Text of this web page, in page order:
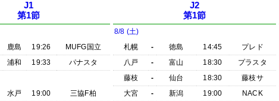
J1
第1節
鹿島 19:26
MUFG国立
浦和 19:33
パナスタ
水戸 19:00
三協F柏
J2
第1節
8/8 (土)
札幌
- 徳島 14:45
プレド
八戸
- 富山 18:30
プラスタ
藤枝
- 仙台 18:30
藤枝サ
大宮
- 新潟 19:00
NACK